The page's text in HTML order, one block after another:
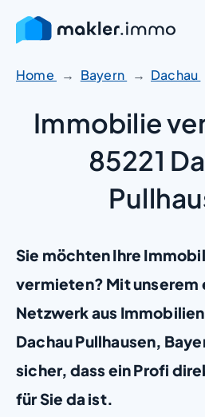
Zum
Inhalt
springen
Home Bayern Dachau
Immobilie
85221
Sie möchten Ihre
vermieten? Mit unserem
Netzwerk aus
Dachau Pullhausen,
sicher, dass ein Profi
für Sie da ist.